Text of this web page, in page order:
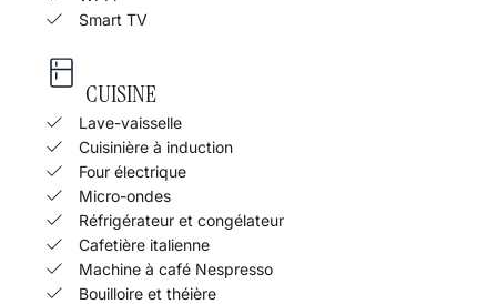
Smart TV
CUISINE
Lave-vaisselle
Cuisinière à induction
Four électrique
Micro-ondes
Réfrigérateur et congélateur
Cafetière italienne
Machine à café Nespresso
Bouilloire et théière